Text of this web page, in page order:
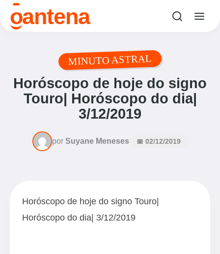
oantena
MINUTO ASTRAL
Horóscopo de hoje do signo
Touro| Horóscopo do dia|
3/12/2019
por Suyane Meneses 📅 02/12/2019
Horóscopo de hoje do signo Touro|
Horóscopo do dia| 3/12/2019